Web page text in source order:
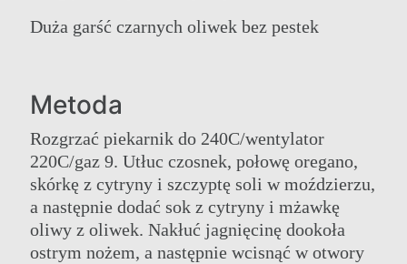
Duża garść czarnych oliwek bez pestek
Metoda
Rozgrzać piekarnik do 240C/wentylator
220C/gaz 9. Utłuc czosnek, połowę oregano,
skórkę z cytryny i szczyptę soli w moździerzu,
a następnie dodać sok z cytryny i mżawkę
oliwy z oliwek. Nakłuć jagnięcinę dookoła
ostrym nożem, a następnie wcisnąć w otwory